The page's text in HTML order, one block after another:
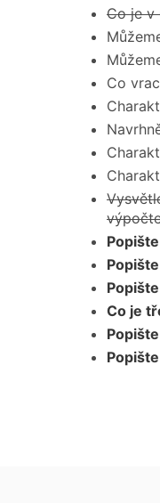
Co je v
Co
Co je